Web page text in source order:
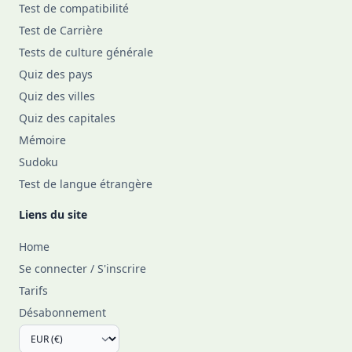
Test de compatibilité
Test de Carrière
Tests de culture générale
Quiz des pays
Quiz des villes
Quiz des capitales
Mémoire
Sudoku
Test de langue étrangère
Liens du site
Home
Se connecter / S'inscrire
Tarifs
Désabonnement